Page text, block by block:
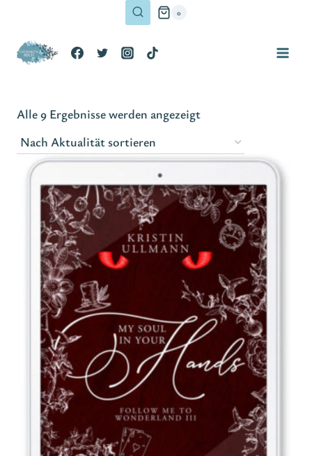
springen
0
Alle 9 Ergebnisse werden angezeigtNach
sortiert